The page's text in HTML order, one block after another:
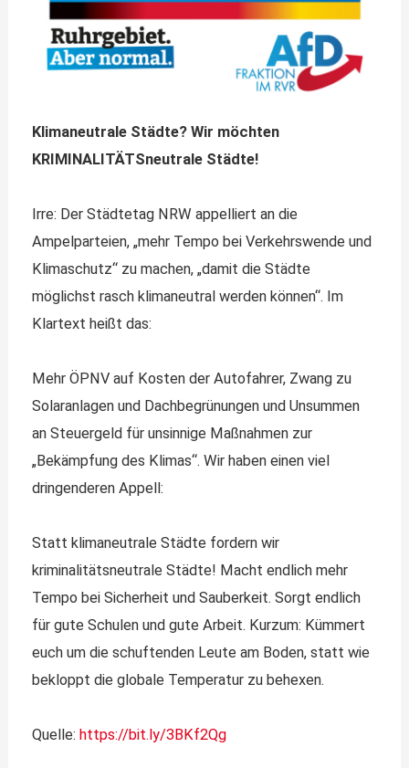
Klimaneutrale Städte? Wir möchten
KRIMINALITÄTSneutrale Städte!
Irre: Der Städtetag NRW appelliert an die
Ampelparteien, „mehr Tempo bei Verkehrswende und
Klimaschutz“ zu machen, „damit die Städte
möglichst rasch klimaneutral werden können“. Im
Klartext heißt das:
Mehr ÖPNV auf Kosten der Autofahrer, Zwang zu
Solaranlagen und Dachbegrünungen und Unsummen
an Steuergeld für unsinnige Maßnahmen zur
„Bekämpfung des Klimas“. Wir haben einen viel
dringenderen Appell:
Statt klimaneutrale Städte fordern wir
kriminalitätsneutrale Städte! Macht endlich mehr
Tempo bei Sicherheit und Sauberkeit. Sorgt endlich
für gute Schulen und gute Arbeit. Kurzum: Kümmert
euch um die schuftenden Leute am Boden, statt wie
bekloppt die globale Temperatur zu behexen.
Quelle:https://bit.ly/3BKf2Qg